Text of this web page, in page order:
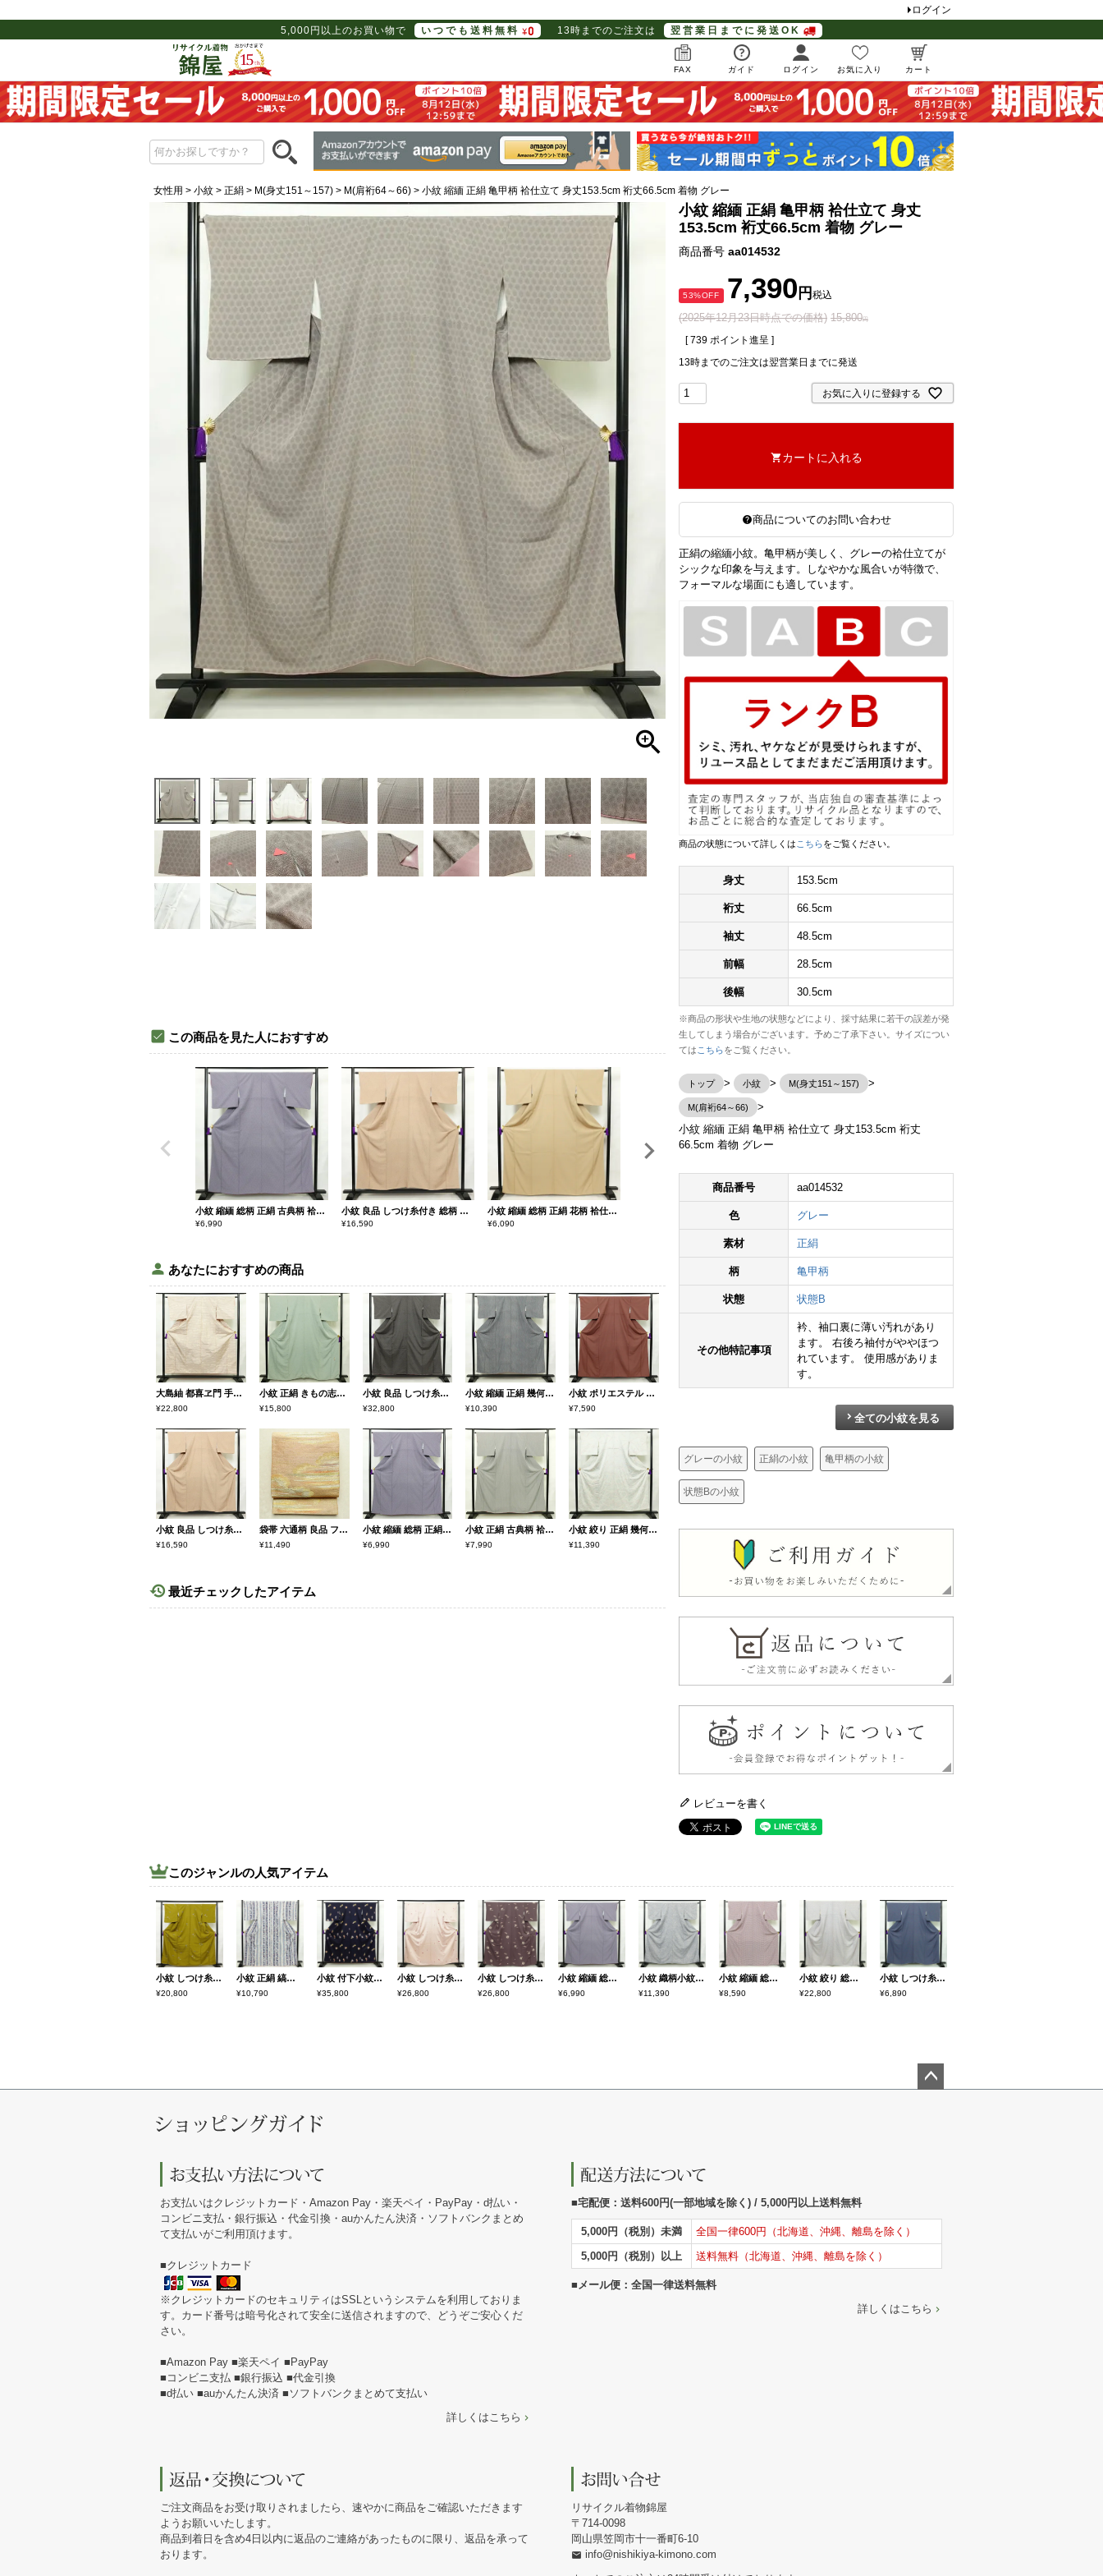
ログイン
5,000円以上のお買い物で
いつでも送料無料 13時までのご注文は 翌営業日までに発送OK
FAX ガイド ログイン お気に入り カート
女性用 小紋 正絹 M(身丈151～157) M(肩裄64～66) 小紋 縮緬 正絹 亀甲柄 袷仕立て 身丈153.5cm 裄丈66.5cm 着物 グレー
小紋 縮緬 正絹 亀甲柄 袷仕立て 身丈
153.5cm 裄丈66.5cm 着物 グレー
商品番号 aa014532
(2025年12月23日時点での価格) 15,800
53%OFF 7,390 税込
[ 739 ポイント進呈 ]
13時までのご注文は翌営業日までに発送
お気に入りに登録する
カートに入れる
商品についてのお問い合わせ
正絹の縮緬小紋。亀甲柄が美しく、グレーの袷仕立てが
シックな印象を与えます。しなやかな風合いが特徴で、
フォーマルな場面にも適しています。
商品の状態について詳しくは こちらをご覧ください。
身丈 153.5cm
裄丈 66.5cm
袖丈 48.5cm
前幅 28.5cm
後幅 30.5cm
※商品の形状や生地の状態などにより、採寸結果に若干の誤差が発
生してしまう場合がございます。予めご了承下さい。サイズについ
ては こちらをご覧ください。
トップ 小紋 M(身丈151～157)
M(肩裄64～66)
小紋 縮緬 正絹 亀甲柄 袷仕立て 身丈153.5cm 裄丈
66.5cm 着物 グレー
商品番号 aa014532
色 グレー
素材 正絹
柄 亀甲柄
状態 状態B
その他特記事項
衿、袖口裏に薄い汚れがあり
ます。 右後ろ袖付がややほつ
れています。 使用感がありま
す。
全ての小紋を見る
グレーの小紋 正絹の小紋 亀甲柄の小紋
状態Bの小紋
レビューを書く
この商品を見た人におすすめ
小紋 縮緬 総柄 正絹 古典柄 袷仕立て 身丈160cm 裄丈65.5cm リサイクル着物 着物 紫・藤色
¥6,990
小紋 良品 しつけ糸付き 総柄 正絹 その他の柄 袷仕立て 身丈154.5cm 裄丈63.5cm 柄八掛 着物 ベージュ
¥16,590
小紋 縮緬 総柄 正絹 花柄 袷仕立て 身丈166cm 裄丈63.5cm 一部しつけ糸付き 小紋着物 黄・黄土色
¥6,090 32,800
あなたにおすすめの商品
大島紬 都喜ヱ門 手絣 証紙あり 正絹 古典柄 袷仕立て 身丈154cm 裄丈62.5cm リサイクル着物 一部しつけ糸付き 着物 ベージュピンク ピンク
¥22,800
小紋 正絹 きもの志麻 木の葉・植物柄 袷仕立て 身丈161.5cm 裄丈64.5cm リサイクル着物 着物 シンプル ブルーグリーン 緑・うぐいす色
¥15,800
小紋 良品 しつけ糸付き 付下小紋 バチ衿仕立て 正絹 幾何学柄・抽象柄 袷仕立て 身丈156.5cm 裄丈64cm リサイクル着物 着物 モダン 紬地 グレー
¥32,800
小紋 縮緬 正絹 幾何学柄・抽象柄 袷仕立て 身丈153cm 裄丈63cm 着物 青・紺
¥10,390
小紋 ポリエステル 鮫小紋 流水・波柄 袷仕立て 身丈160cm 裄丈66cm リサイクル着物 着物 小豆・エンジ
¥7,590
小紋 良品 しつけ糸付き 総柄 正絹 その他の柄 袷仕立て 身丈154.5cm 裄丈63.5cm 柄八掛 着物 ベージュ
¥16,590
袋帯 六通柄 良品 フォーマル用 正絹 雲柄 金通し 橙
¥11,490
小紋 縮緬 総柄 正絹 古典柄 袷仕立て 身丈160cm 裄丈65.5cm リサイクル着物 着物 紫・藤色
¥6,990
小紋 正絹 古典柄 袷仕立て 身丈156cm 裄丈64cm 着物 黒
¥7,990
小紋 絞り 正絹 幾何学柄・抽象柄 袷仕立て 身丈153cm 裄丈63.5cm 着物 青・紺
¥11,390
最近チェックしたアイテム
このジャンルの人気アイテム
小紋 しつけ糸付き ポリエステル 蝶・昆虫柄 袷仕立て 身丈161cm 裄丈66.5cm リサイクル着物 着物 黄・黄土色
¥20,800
小紋 正絹 縞柄・線柄 袷仕立て 身丈168cm 裄丈68cm 金彩 着物 青・紺
¥10,790
小紋 付下小紋 良品 しつけ糸付き 正絹 人物・動物柄 袷仕立て 身丈157cm 裄丈64cm 箔 金彩 着物 青・紺
¥35,800
小紋 しつけ糸付き 正絹 古典柄 袷仕立て 身丈160cm 裄丈67cm リサイクル着物 着物 扇子 クリーム
¥26,800
小紋 しつけ糸付き 正絹 古典柄 袷仕立て 身丈164.5cm 裄丈65cm リサイクル着物 着物 紫・藤色
¥26,800
小紋 縮緬 総柄 正絹 古典柄 袷仕立て 身丈160cm 裄丈65.5cm リサイクル着物 着物 紫・藤色
¥6,990
小紋 織柄小紋 正絹 古典柄 袷仕立て 身丈160cm 裄丈63.5cm リサイクル着物 着物 洒落 おしゃれ 青・紺
¥11,390
小紋 縮緬 総柄 正絹 花柄 袷仕立て 身丈167.5cm 裄丈62.5cm リサイクル着物 着物 モダン 紫・藤色
¥8,590
小紋 絞り 総絞り 正絹 古典柄 袷仕立て 身丈165cm 裄丈67.5cm リサイクル着物 着物 青・紺
¥22,800
小紋 しつけ糸付き 縮緬 総柄 正絹 古典柄 袷仕立て 身丈160cm 裄丈69.5cm 着物 青・紺
¥6,890
お支払いはクレジットカード・Amazon Pay・楽天ペイ・PayPay・d払い・
コンビニ支払・銀行振込・代金引換・auかんたん決済・ソフトバンクまとめ
て支払いがご利用頂けます。
■クレジットカード
※クレジットカードのセキュリティはSSLというシステムを利用しておりま
す。カード番号は暗号化されて安全に送信されますので、どうぞご安心くだ
さい。
■Amazon Pay ■楽天ペイ ■PayPay
■コンビニ支払 ■銀行振込 ■代金引換
■d払い ■auかんたん決済 ■ソフトバンクまとめて支払い
詳しくはこちら
■宅配便：送料600円(一部地域を除く) / 5,000円以上送料無料
5,000円（税別）未満
全国一律600円（北海道、沖縄、離島を除く）
5,000円（税別）以上
送料無料（北海道、沖縄、離島を除く）
■メール便：全国一律送料無料
詳しくはこちら
ご注文商品をお受け取りされましたら、速やかに商品をご確認いただきます
ようお願いいたします。
商品到着日を含め4日以内に返品のご連絡があったものに限り、返品を承って
おります。
リサイクル着物錦屋
714-0098
岡山県笠岡市十一番町6-10
info@nishikiya-kimono.com